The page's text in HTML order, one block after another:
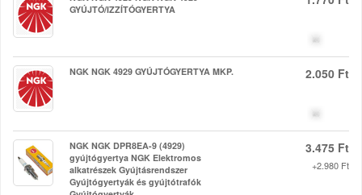
GYÚJTÓ/IZZÍTÓGYERTYA
NGK NGK 4929 GYÚJTÓGYERTYA MKP. 2.050 Ft
NGK NGK DPR8EA-9 (4929)
gyújtógyertya NGK Elektromos
alkatrészek Gyújtásrendszer
Gyújtógyertyák és gyújtótrafók
3.475 Ft
+2.980 Ft